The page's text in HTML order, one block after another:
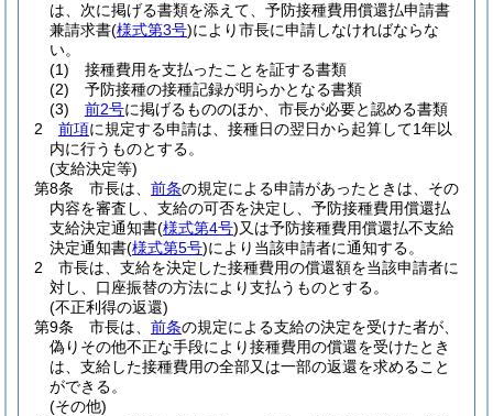
は、次に掲げる書類を添えて、予防接種費用償還払申請書
兼請求書(様式第3号)により市長に申請しなければならな
い。
(1)
接種費用を支払ったことを証する書類
(2)
予防接種の接種記録が明らかとなる書類
(3)
前2号に掲げるもののほか、市長が必要と認める書類
2
前項に規定する申請は、接種日の翌日から起算して1年以
内に行うものとする。
(支給決定等)
第8条
市長は、 前条の規定による申請があったときは、その
内容を審査し、支給の可否を決定し、予防接種費用償還払
支給決定通知書(様式第4号)又は予防接種費用償還払不支給
決定通知書(様式第5号)により当該申請者に通知する。
2
市長は、支給を決定した接種費用の償還額を当該申請者に
対し、口座振替の方法により支払うものとする。
(不正利得の返還)
第9条
市長は、 前条の規定による支給の決定を受けた者が、
偽りその他不正な手段により接種費用の償還を受けたとき
は、支給した接種費用の全部又は一部の返還を求めること
ができる。
(その他)